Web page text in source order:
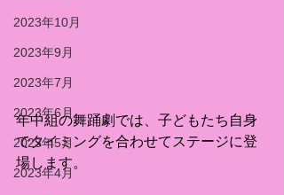
2023年10月
2023年9月
2023年7月
2023年6月
2023年5月
2023年4月
年中組の舞踊劇では、子どもたち自身
でタイミングを合わせてステージに登
場します。